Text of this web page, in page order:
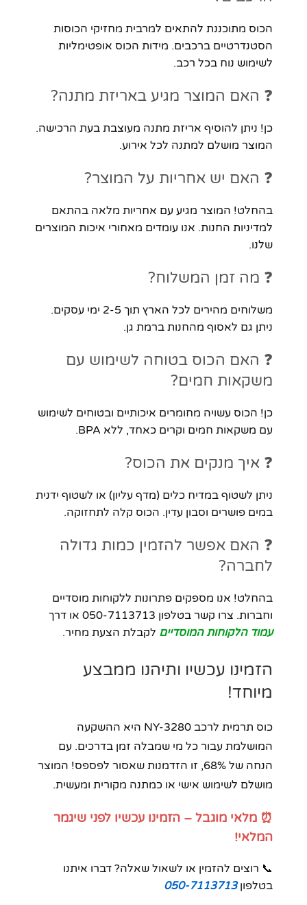
הכוס מתוכננת להתאים למרבית מחזיקי הכוסות
הסטנדרטיים ברכבים. מידות הכוס אופטימליות
לשימוש נוח בכל רכב.
❓ האם המוצר מגיע באריזת מתנה?
כן! ניתן להוסיף אריזת מתנה מעוצבת בעת הרכישה.
המוצר מושלם למתנה לכל אירוע.
❓ האם יש אחריות על המוצר?
בהחלט! המוצר מגיע עם אחריות מלאה בהתאם
למדיניות החנות. אנו עומדים מאחורי איכות המוצרים
שלנו.
❓ מה זמן המשלוח?
משלוחים מהירים לכל הארץ תוך 2-5 ימי עסקים.
ניתן גם לאסוף מהחנות ברמת גן.
❓ האם הכוס בטוחה לשימוש עם
משקאות חמים?
כן! הכוס עשויה מחומרים איכותיים ובטוחים לשימוש
עם משקאות חמים וקרים כאחד, ללא BPA.
❓ איך מנקים את הכוס?
ניתן לשטוף במדיח כלים (מדף עליון) או לשטוף ידנית
במים פושרים וסבון עדין. הכוס קלה לתחזוקה.
❓ האם אפשר להזמין כמות גדולה
לחברה?
בהחלט! אנו מספקים פתרונות ללקוחות מוסדיים
וחברות. צרו קשר בטלפון 050-7113713 או דרך
עמוד הלקוחות המוסדיים לקבלת הצעת מחיר.
הזמינו עכשיו ותיהנו ממבצע
מיוחד!
כוס תרמית לרכב NY-3280 היא ההשקעה
המושלמת עבור כל מי שמבלה זמן בדרכים. עם
הנחה של 68%, זו הזדמנות שאסור לפספס! המוצר
מושלם לשימוש אישי או כמתנה מקורית ומעשית.
⏰ מלאי מוגבל – הזמינו עכשיו לפני שיגמר
המלאי!
📞 רוצים להזמין או לשאול שאלה? דברו איתנו
בטלפון050-7113713